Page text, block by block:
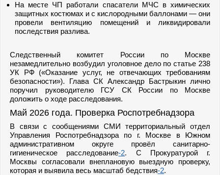
На месте ЧП работали спасатели МЧС в химических
защитных костюмах и с кислородными баллонами — они
провели вентиляцию помещений и ликвидировали
последствия разлива.
Следственный комитет России по Москве
незамедлительно возбудил уголовное дело по статье 238
УК РФ («Оказание услуг, не отвечающих требованиям
безопасности»). Глава СК Александр Бастрыкин лично
поручил руководителю ГСУ СК России по Москве
доложить о ходе расследования.
Май 2026 года. Проверка Роспотребнадзора
В связи с сообщениями СМИ территориальный отдел
Управления Роспотребнадзора по г. Москве в Южном
административном округе провёл санитарно-
гигиеническое расследование-2. С Прокуратурой г.
Москвы согласовали внеплановую выездную проверку,
которая и выявила весь масштаб бедствия-2.